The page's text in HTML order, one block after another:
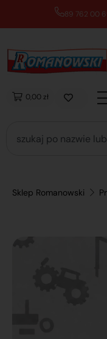
89 762 00
0,00 zł
Sklep Romanowski